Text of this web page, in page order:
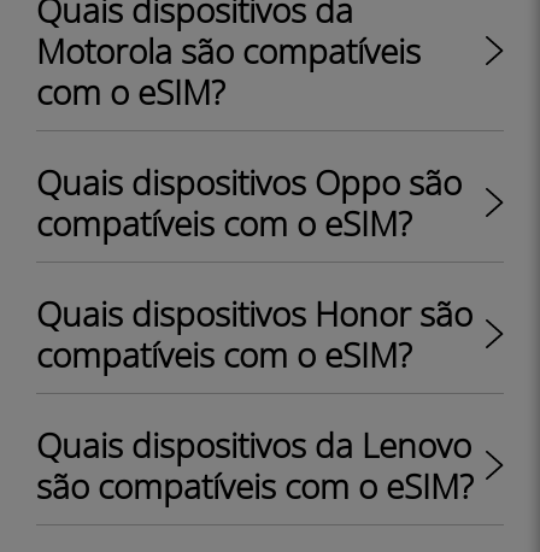
Quais dispositivos da
Motorola são compatíveis
com o eSIM?
Quais dispositivos Oppo são
compatíveis com o eSIM?
Quais dispositivos Honor são
compatíveis com o eSIM?
Quais dispositivos da Lenovo
são compatíveis com o eSIM?